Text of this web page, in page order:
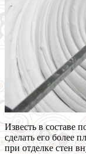
Известь в составе
сделать его более
при отделке стен